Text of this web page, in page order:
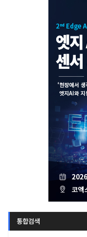
통합검색